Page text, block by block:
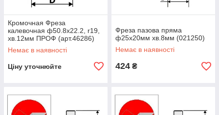
Кромочная Фреза
калевочная ф50.8х22.2, r19,
хв.12мм ПРОФ (арт.46286)
Немає в наявності
Ціну уточнюйте
Фреза пазова пряма
ф25х20мм хв.8мм (021250)
Немає в наявності
424 ₴